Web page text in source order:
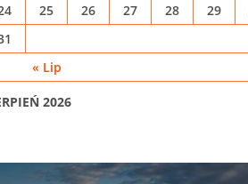
2026
« Lip
25 26 27 28 29